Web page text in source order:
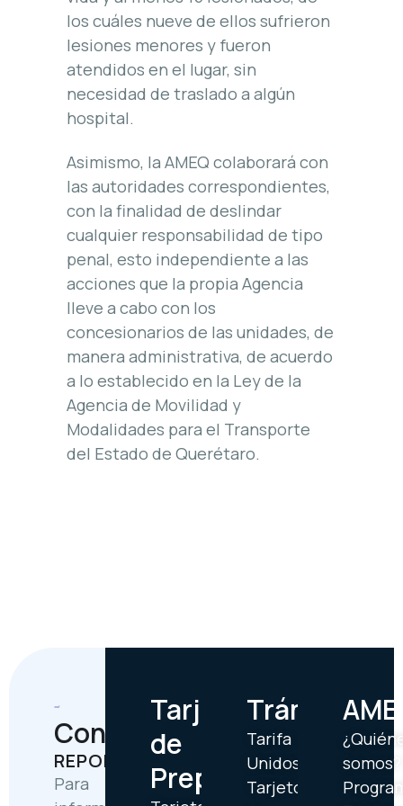
los cuáles nueve de ellos sufrieron
lesiones menores y fueron
atendidos en el lugar, sin
necesidad de traslado a algún
hospital.
Asimismo, la AMEQ colaborará con
las autoridades correspondientes,
con la finalidad de deslindar
cualquier responsabilidad de tipo
penal, esto independiente a las
acciones que la propia Agencia
lleve a cabo con los
concesionarios de las unidades, de
manera administrativa, de acuerdo
a lo establecido en la Ley de la
Agencia de Movilidad y
Modalidades para el Transporte
del Estado de Querétaro.
Contáctanos
REPORTES
Para
Tarjetas
de
Prepago
Trámites
Tarifa
Unidos
Tarjetón
somos?